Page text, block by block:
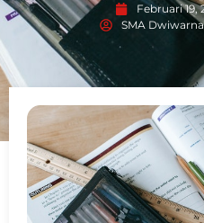
Februari 19,
SMA